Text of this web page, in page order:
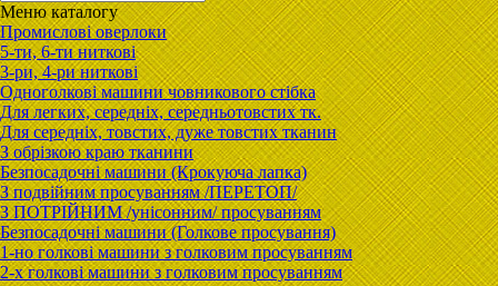
Менюкаталогу
Промислові оверлоки
5-ти, 6-ти ниткові
3-ри, 4-ри ниткові
Одноголкові машини човникового стібка
Для легких, середніх, середньотовстих тк.
Для середніх, товстих, дуже товстих тканин
З обрізкою краю тканини
Безпосадочні машини (Крокуюча лапка)
З подвійним просуванням /ПЕРЕТОП/
З ПОТРІЙНИМ /унісонним/ просуванням
Безпосадочні машини (Голкове просування)
1-но голкові машини з голковим просуванням
2-х голкові машини з голковим просуванням